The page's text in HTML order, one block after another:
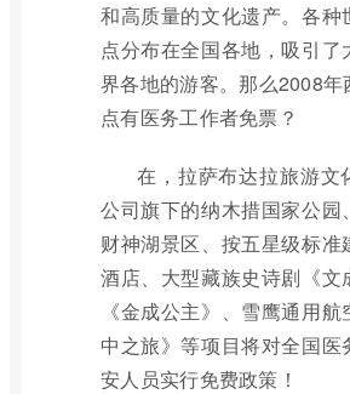
和高质量的文化遗产。各种
点分布在全国各地，吸引了
界各地的游客。那么2008年
点有医务工作者免票？
在，拉萨布达拉旅游文
公司旗下的纳木措国家公园
财神湖景区、按五星级标准
酒店、大型藏族史诗剧《文
《金成公主》、雪鹰通用
中之旅》等项目将对全国医
安人员实行免费政策！